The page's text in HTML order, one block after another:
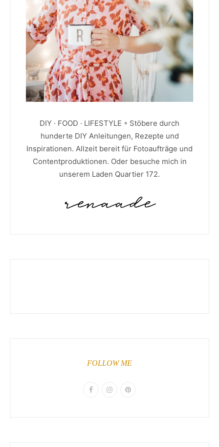
DIY · FOOD · LIFESTYLE ◦ Stöbere durch
hunderte DIY Anleitungen, Rezepte und
Inspirationen. Allzeit bereit für Fotoaufträge und
Contentproduktionen. Oder besuche mich in
unserem Laden Quartier 172.
FOLLOW ME